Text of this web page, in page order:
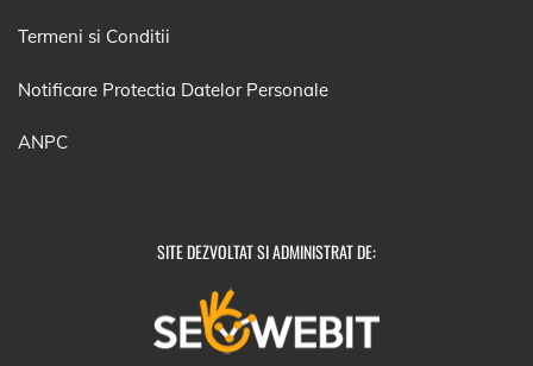
Termeni si Conditii
Notificare Protectia Datelor Personale
ANPC
SITE DEZVOLTAT SI ADMINISTRAT DE: